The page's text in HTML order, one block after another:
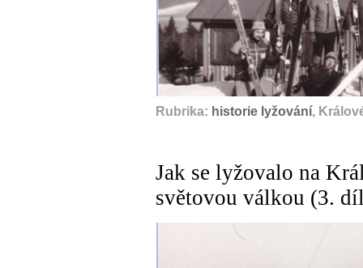
Rubrika: historie lyžování,
Jak se lyžovalo na
světovou válkou (3.